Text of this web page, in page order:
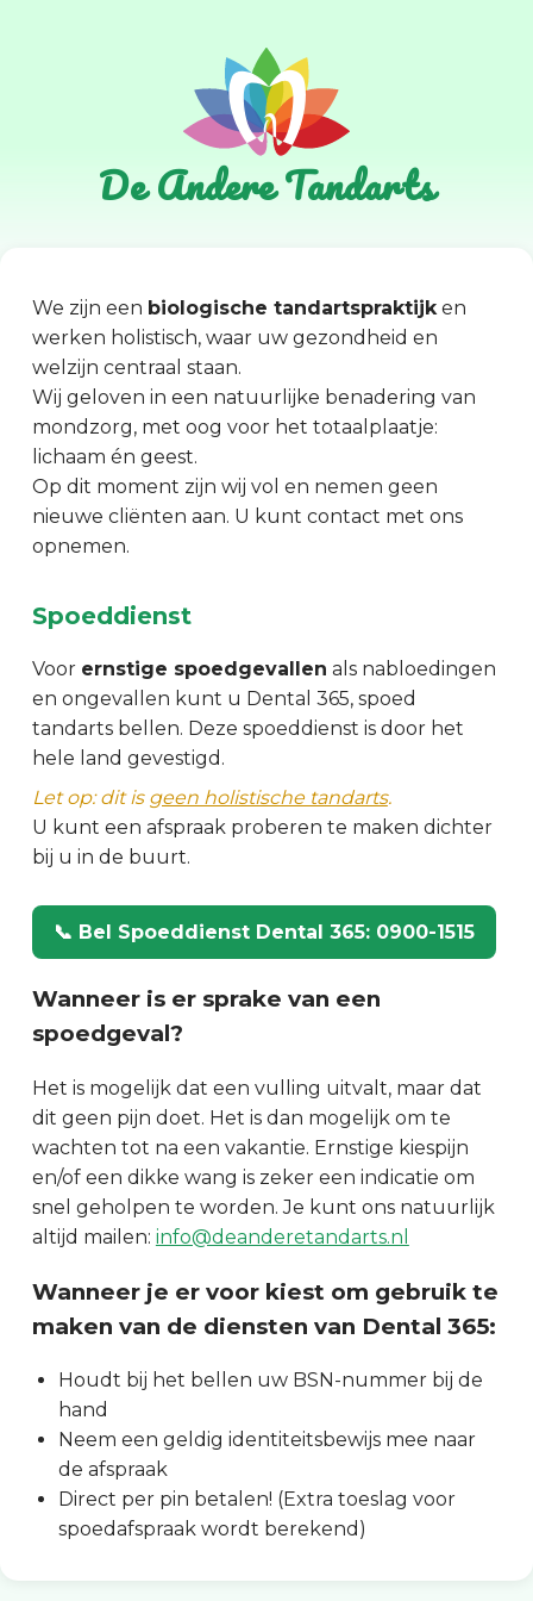
De Andere Tandarts
We zijn een biologische tandartspraktijken
werken holistisch, waar uw gezondheid en
welzijn centraal staan.
Wij geloven in een natuurlijke benadering van
mondzorg, met oog voor het totaalplaatje:
lichaam én geest.
Op dit moment zijn wij vol en nemen geen
nieuwe cliënten aan. U kunt contact met ons
opnemen.
Spoeddienst
Voor ernstige spoedgevallen als nabloedingen
en ongevallen kunt u Dental 365, spoed
tandarts bellen. Deze spoeddienst is door het
hele land gevestigd.
Let op: dit is geen holistische tandarts.
U kunt een afspraak proberen te maken dichter
bij u in de buurt.
📞 Bel Spoeddienst Dental 365: 0900-1515
Wanneer is er sprake van een
spoedgeval?
Het is mogelijk dat een vulling uitvalt, maar dat
dit geen pijn doet. Het is dan mogelijk om te
wachten tot na een vakantie. Ernstige kiespijn
en/of een dikke wang is zeker een indicatie om
snel geholpen te worden. Je kunt ons natuurlijk
altijd mailen: info@deanderetandarts.nl
Wanneer je er voor kiest om gebruik te
maken van de diensten van Dental 365:
Houdt bij het bellen uw BSN-nummer bij de
hand
Neem een geldig identiteitsbewijs mee naar
de afspraak
Direct per pin betalen! (Extra toeslag voor
spoedafspraak wordt berekend)